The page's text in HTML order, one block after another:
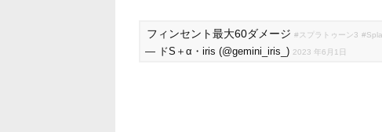
フィンセント最大60ダメージ #スプラトゥーン3
— ドS＋α・iris (@gemini_iris_) 2023 年6月1日